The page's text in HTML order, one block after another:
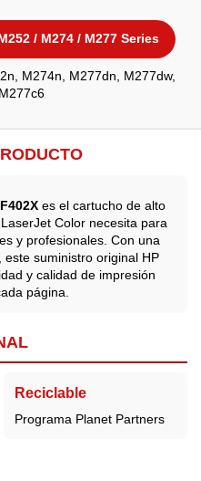
/ M274 / M277 Series
M274n, M277dn, M277dw,
es el cartucho de alto
Color necesita para
y profesionales. Con una
suministro original HP
y calidad de impresión
página.
Reciclable
Programa Planet Partners